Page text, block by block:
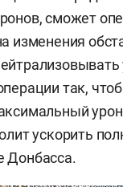
сможет
изменения
так,
ускорить
Донбасса.